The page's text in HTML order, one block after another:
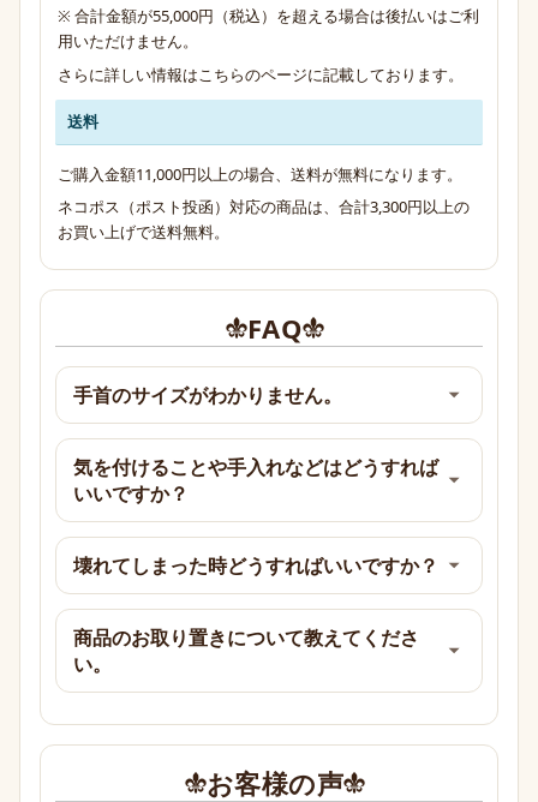
※ 合計金額が55,000円（税込）を超える場合は後払いはご利
用いただけません。
さらに詳しい情報は こちらのページに記載しております。
送料
ご購入金額11,000円以上の場合、送料が無料になります。
ネコポス（ポスト投函）対応の商品は、合計3,300円以上の
お買い上げで送料無料。
FAQ
手首のサイズがわかりません。
気を付けることや手入れなどはどうすれば
いいですか？
壊れてしまった時どうすればいいですか？
商品のお取り置きについて教えてくださ
い。
お客様の声